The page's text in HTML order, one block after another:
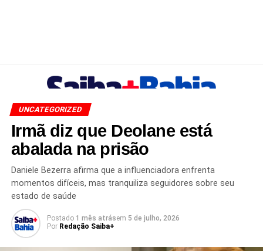
UNCATEGORIZED
Irmã diz que Deolane está
abalada na prisão
Daniele Bezerra afirma que a influenciadora enfrenta
momentos difíceis, mas tranquiliza seguidores sobre seu
estado de saúde
Postado 1 mês atrásem 5 de julho, 2026
Por Redação Saiba+